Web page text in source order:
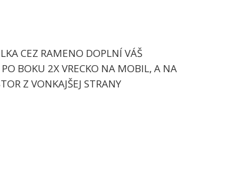
CEZ RAMENO DOPLNÍ VÁŠ
BOKU 2X VRECKO NA MOBIL, A NA
Z VONKAJŠEJ STRANY